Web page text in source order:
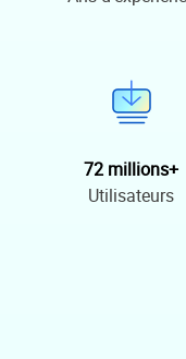
72 millions+
Utilisateurs